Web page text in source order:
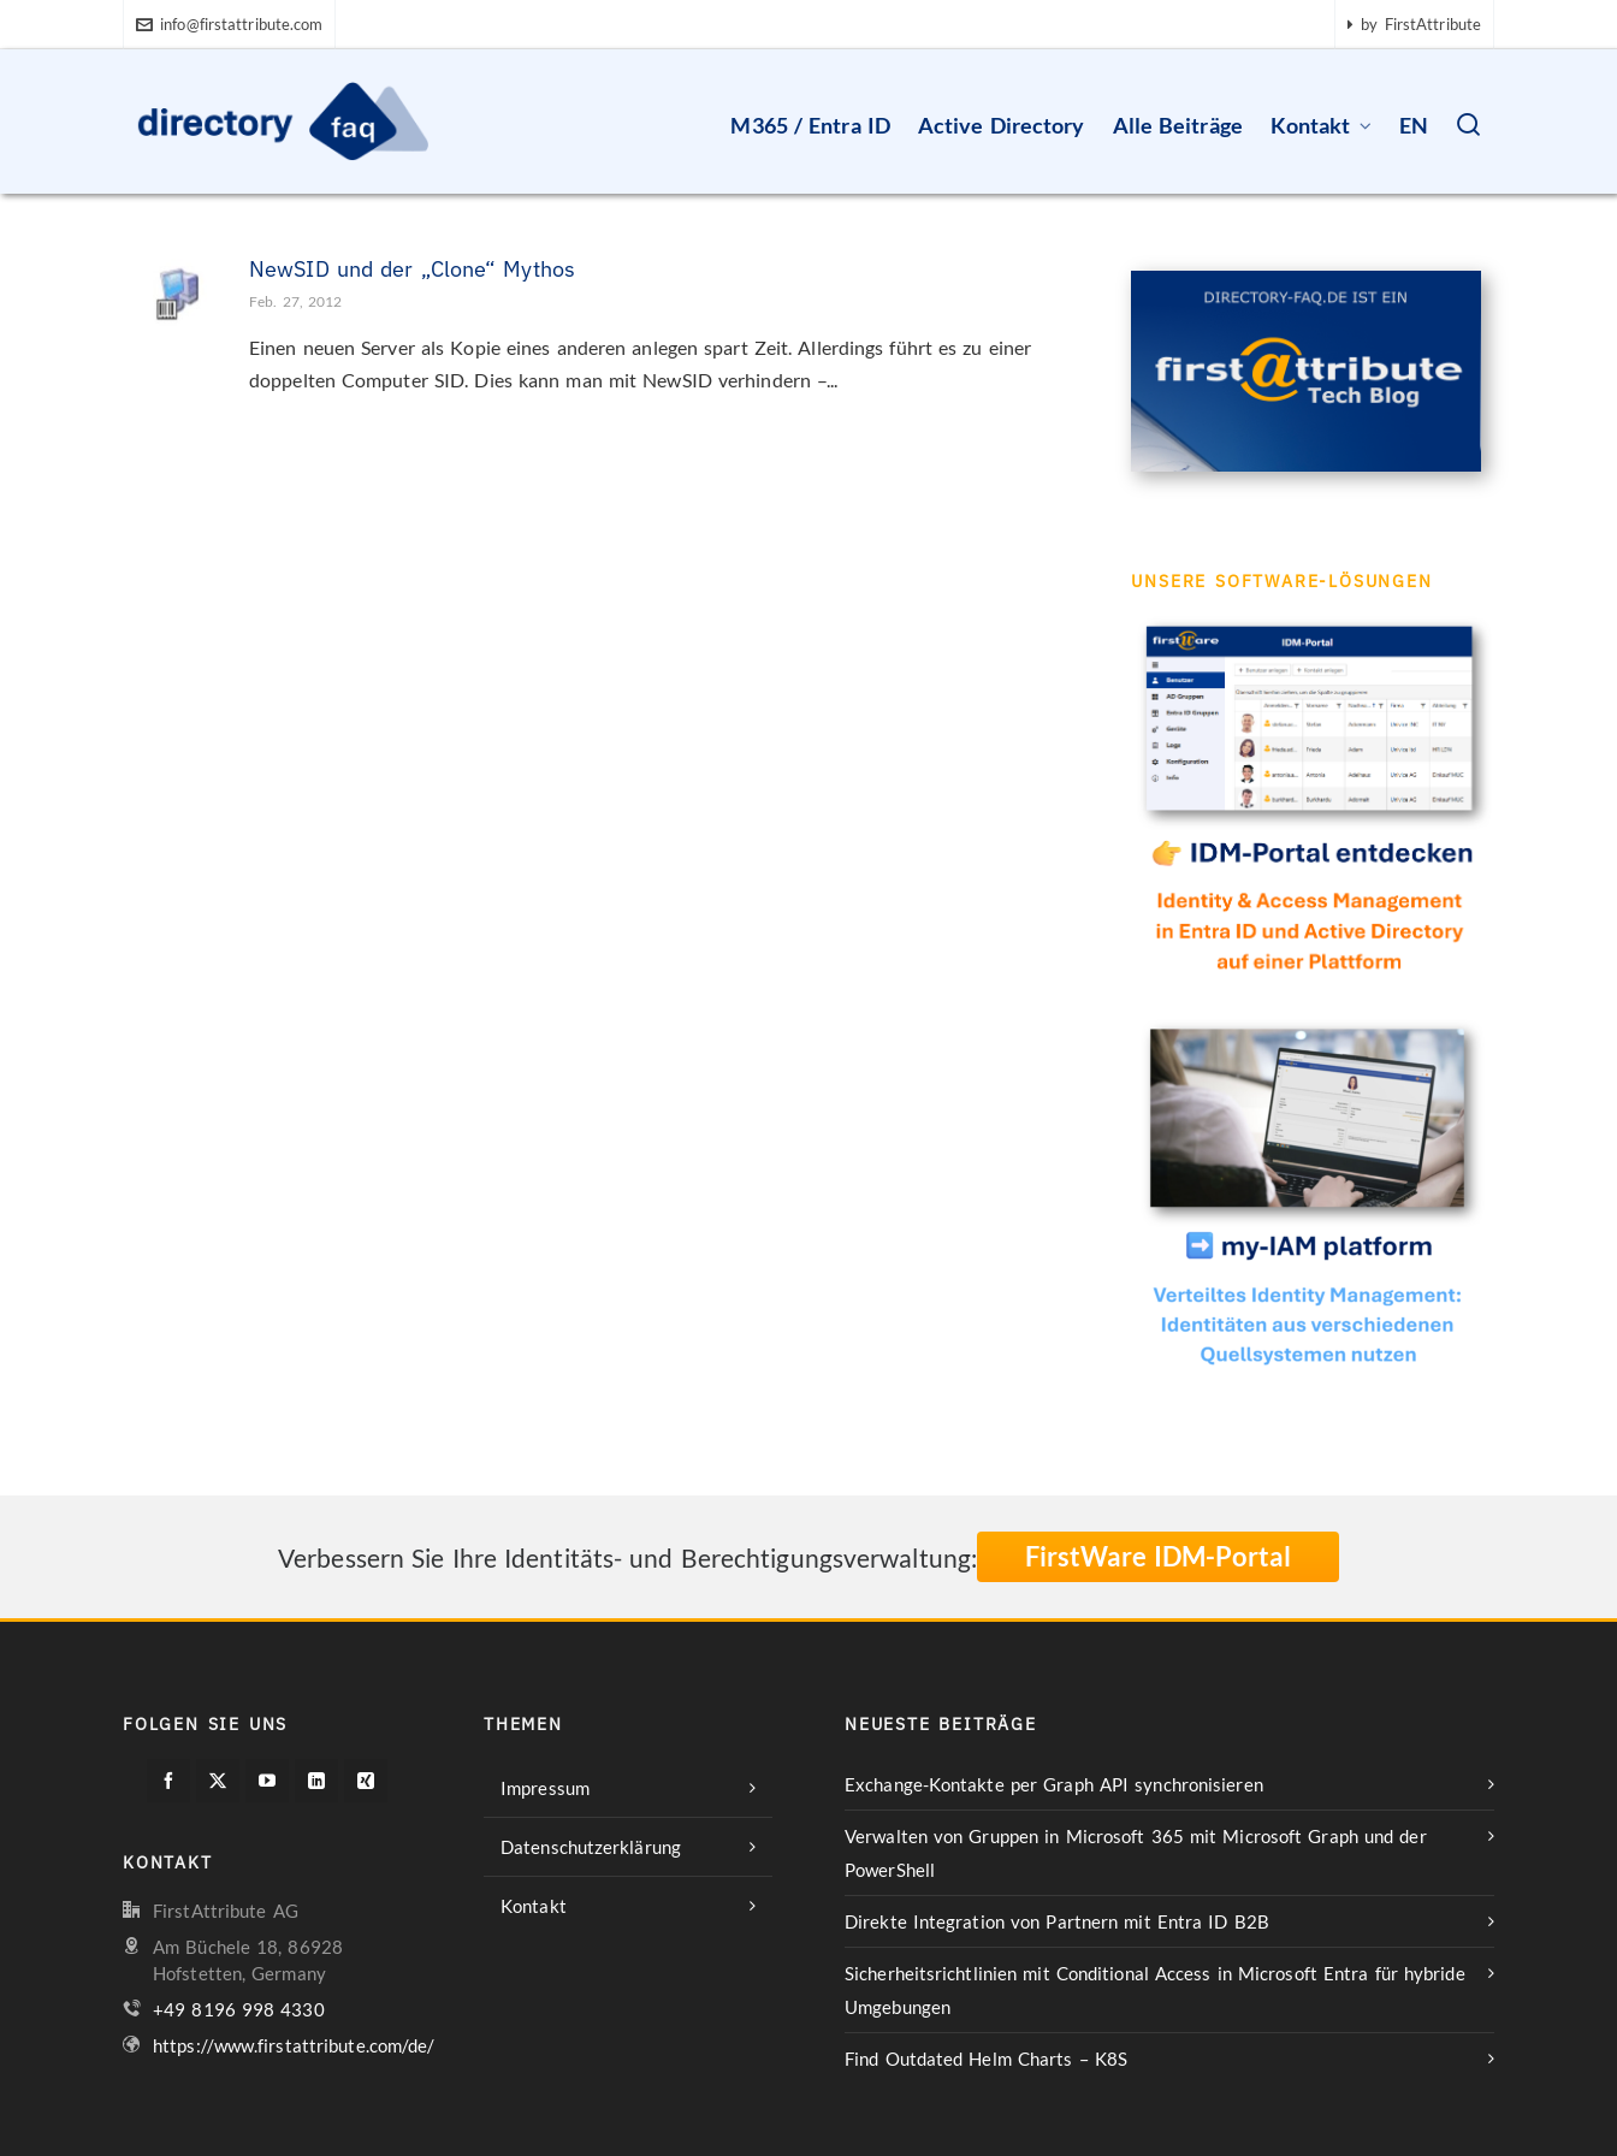
info@firstattribute.com by FirstAttribute
M365 / Entra ID Active Directory Alle Beiträge Kontakt EN
NewSID und der „Clone“ Mythos
Feb. 27, 2012
Einen neuen Server als Kopie eines anderen anlegen spart Zeit. Allerdings führt es zu einer
doppelten Computer SID. Dies kann man mit NewSID verhindern –...
UNSERE SOFTWARE-LÖSUNGEN
Verbessern Sie Ihre Identitäts- und Berechtigungsverwaltung: FirstWare IDM-Portal
FOLGEN SIE UNS
KONTAKT
FirstAttribute AG
Am Büchele 18, 86928
Hofstetten, Germany
+49 8196 998 4330
https://www.firstattribute.com/de/
THEMEN
Impressum
Datenschutzerklärung
Kontakt
NEUESTE BEITRÄGE
Exchange-Kontakte per Graph API synchronisieren
Verwalten von Gruppen in Microsoft 365 mit Microsoft Graph und der
PowerShell
Direkte Integration von Partnern mit Entra ID B2B
Sicherheitsrichtlinien mit Conditional Access in Microsoft Entra für hybride
Umgebungen
Find Outdated Helm Charts – K8S